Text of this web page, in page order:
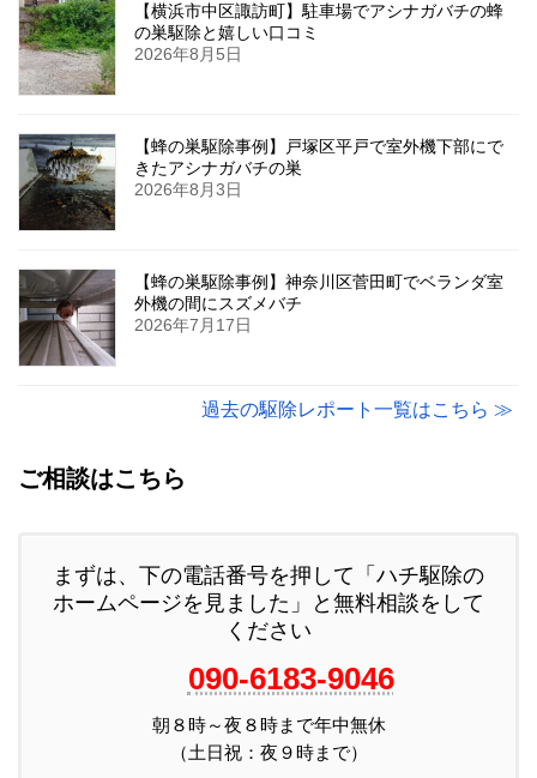
【横浜市中区諏訪町】駐車場でアシナガバチの蜂
の巣駆除と嬉しい口コミ
2026年8月5日
【蜂の巣駆除事例】戸塚区平戸で室外機下部にで
きたアシナガバチの巣
2026年8月3日
【蜂の巣駆除事例】神奈川区菅田町でベランダ室
外機の間にスズメバチ
2026年7月17日
過去の駆除レポート一覧はこちら ≫
ご相談はこちら
まずは、下の電話番号を押して「ハチ駆除の
ホームページを見ました」と無料相談をして
ください
090-6183-9046
朝８時～夜８時まで年中無休